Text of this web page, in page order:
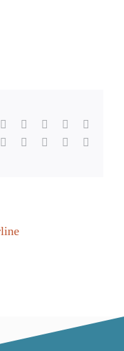
Facebook Reddit LinkedIn
TumblrPinterest Xing